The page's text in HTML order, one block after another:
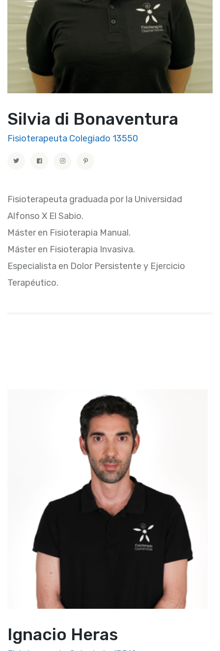
Silvia di Bonaventura
Fisioterapeuta Colegiado 13550
Fisioterapeuta graduada por la Universidad
Alfonso X El Sabio.
Máster en Fisioterapia Manual.
Máster en Fisioterapia Invasiva.
Especialista en Dolor Persistente y Ejercicio
Terapéutico.
Ignacio Heras